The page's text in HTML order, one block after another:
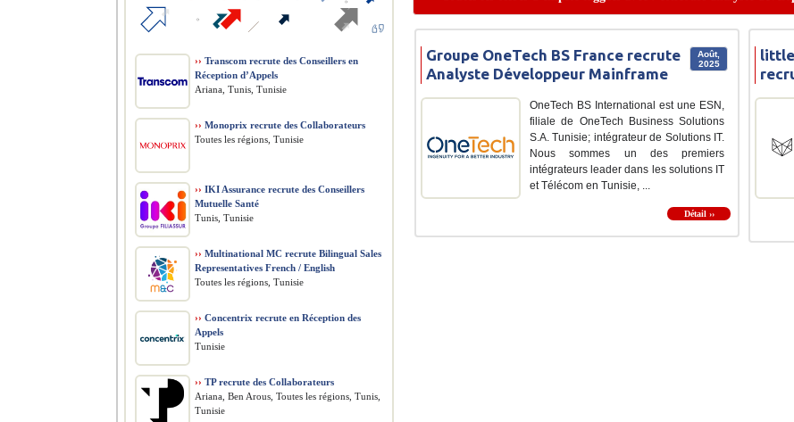
Août,
2025
Groupe OneTech BS France recrute
Analyste Développeur Mainframe
OneTech BS International est une ESN,
filiale de OneTech Business Solutions
S.A. Tunisie; intégrateur de Solutions IT.
Nous sommes un des premiers
intégrateurs leader dans les solutions IT
et Télécom en Tunisie, ...
Détail ››
›› Transcom recrute des Conseillers en
Réception d’Appels
Ariana, Tunis, Tunisie
›› Monoprix recrute des Collaborateurs
Toutes les régions, Tunisie
›› IKI Assurance recrute des Conseillers
Mutuelle Santé
Tunis, Tunisie
›› Multinational MC recrute Bilingual Sales
Representatives French / English
Toutes les régions, Tunisie
›› Concentrix recrute en Réception des
Appels
Tunisie
›› TP recrute des Collaborateurs
Ariana, Ben Arous, Toutes les régions, Tunis,
Tunisie